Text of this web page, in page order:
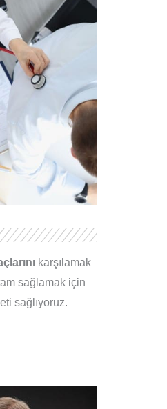
karşılamak
sağlamak için
sağlıyoruz.